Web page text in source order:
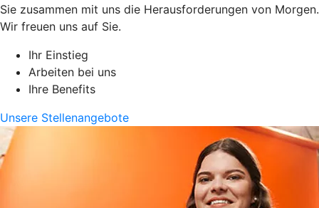
Sie zusammen mit uns die Herausforderungen von Morgen.
Wir freuen uns auf Sie.
Ihr Einstieg
Arbeiten bei uns
Ihre Benefits
Unsere Stellenangebote